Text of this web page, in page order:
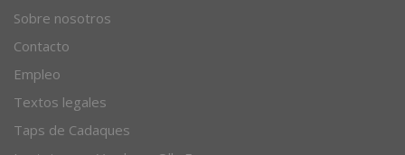
Sobre nosotros
Contacto
Empleo
Textos legales
Taps de Cadaques